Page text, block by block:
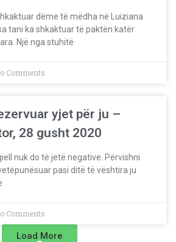
dëme të mëdha në Luiziana
tani ka shkaktuar të paktën katër
Një nga stuhitë
Comments
yjet për ju –
28 gusht 2020
nuk do të jetë negative. Përvishni
pasi ditë të vështira ju
Comments
Load More